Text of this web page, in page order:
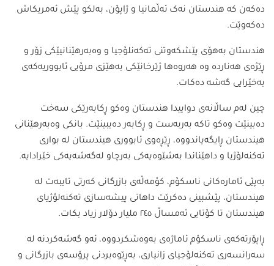
دەکەن کە هندستان نەک ئەڵمانیا و ژاپۆن، بەلکو پێش ئەمریکاش
دەکەوێت.
هندستان بەهۆی پێشکەوتنی تەکەنلۆجیا و وەبەرهێنانیێکی زۆر و
ڕێژەی هەناردە وە هەروەها ژێرخانێکی بەهێزی مرۆیی ئابووریەکەی
بەخێرایی گەشە دەکات.
چین لەم ساڵانەی دواییدا هندستان وەکو ڕکابەرێکی سەخت
دەبینێت وەکو تاکە بەربەست و ڕکابەر دەیبینێت. بانکی وەبەرهێنانی
هیندستان ڕایگەیاندووە، ڕێڕەوی ئابووری هیندستان لە بواری
تەکنەلۆژیا و داهێناندا بەشێوەیەکی بەرچاو لەگەشەیەکی خێرادایە.
بەپێی ئامارەکانی ناسکۆم، کۆمەڵەی بازرگانی کەرتی تایبەت لە
هیندستان، پێشبینی دەکرێت داهاتی پیشەسازی تەکنەلۆژیای
هیندستان تا کۆتایی ئەمساڵ ٢٤٥ ملیار دۆلار زیاد بکات.
ڕاپۆرتەکەی ناسکۆم ئاماژەی بەوەشکردووە، ئەو گەشەکردنە لە
سەرانسەری تەکنەلۆجیای زانیاری، بەڕێوەبردنی پرۆسەی بازرگانی و